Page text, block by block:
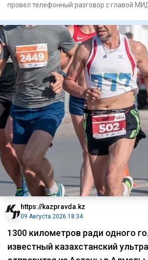
провел телефонный разговор с главой
https://kazpravda.kz
09 Августа 2026 18:34
1300 километров ради одного
известный казахстанский